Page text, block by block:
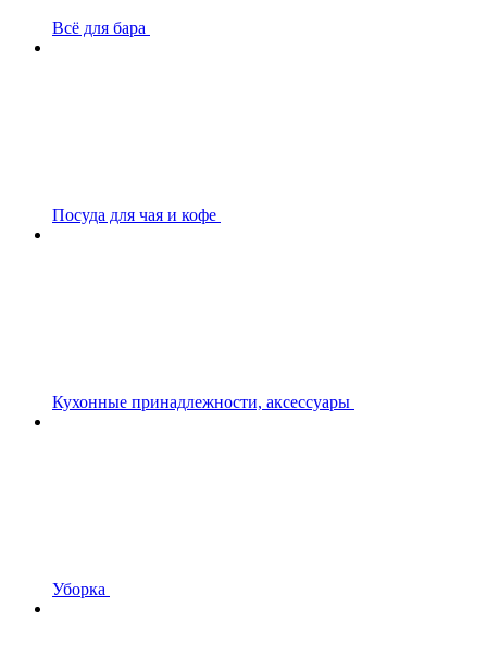
Всё для бара
Посуда для чая и кофе
Кухонные принадлежности, аксессуары
Уборка